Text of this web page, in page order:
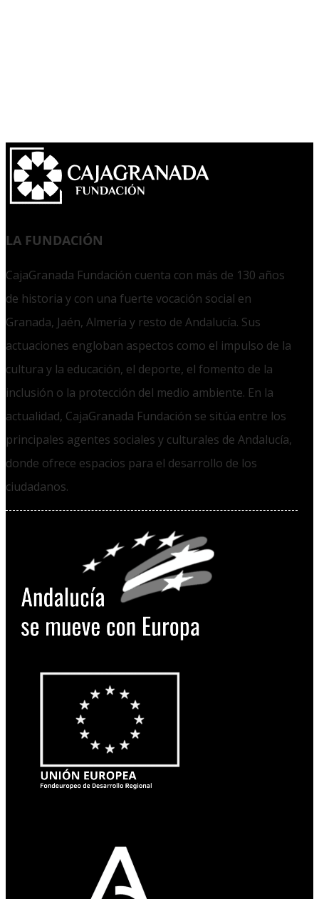
LA FUNDACIÓN
CajaGranada Fundación cuenta con más de 130 años
de historia y con una fuerte vocación social en
Granada, Jaén, Almería y resto de Andalucía. Sus
actuaciones engloban aspectos como el impulso de la
cultura y la educación, el deporte, el fomento de la
inclusión o la protección del medio ambiente. En la
actualidad, CajaGranada Fundación se sitúa entre los
principales agentes sociales y culturales de Andalucía,
donde ofrece espacios para el desarrollo de los
ciudadanos.